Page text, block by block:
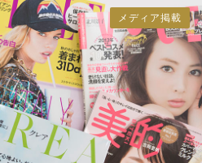
メディア掲載